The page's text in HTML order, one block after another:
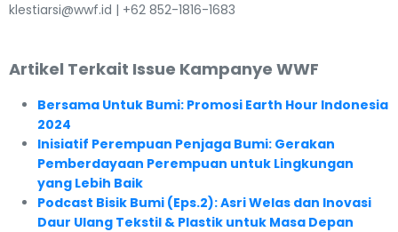
klestiarsi@wwf.id | +62 852-1816-1683
Artikel Terkait Issue Kampanye WWF
Bersama Untuk Bumi: Promosi Earth Hour Indonesia
2024
Inisiatif Perempuan Penjaga Bumi: Gerakan
Pemberdayaan Perempuan untuk Lingkungan
yang Lebih Baik
Podcast Bisik Bumi (Eps.2): Asri Welas dan Inovasi
Daur Ulang Tekstil & Plastik untuk Masa Depan